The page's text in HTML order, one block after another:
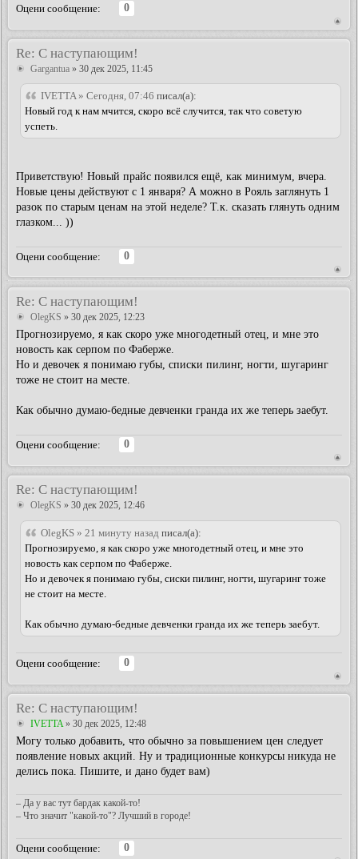
Оцени сообщение:
0
Re: С наступающим!
Gargantua » 30 дек 2025, 11:45
IVETTA » Сегодня, 07:46 писал(а):
Новый год к нам мчится, скоро всё случится, так что советую
успеть.
Приветствую! Новый прайс появился ещё, как минимум, вчера.
Новые цены действуют с 1 января? А можно в Рояль заглянуть 1
разок по старым ценам на этой неделе? Т.к. сказать глянуть одним
глазком... ))
Оцени сообщение:
0
Re: С наступающим!
OlegKS » 30 дек 2025, 12:23
Прогнозируемо, я как скоро уже многодетный отец, и мне это
новость как серпом по Фаберже.
Но и девочек я понимаю губы, списки пилинг, ногти, шугаринг
тоже не стоит на месте.
Как обычно думаю-бедные девченки гранда их же теперь заебут.
Оцени сообщение:
0
Re: С наступающим!
OlegKS » 30 дек 2025, 12:46
OlegKS » 21 минуту назад писал(а):
Прогнозируемо, я как скоро уже многодетный отец, и мне это
новость как серпом по Фаберже.
Но и девочек я понимаю губы, сиски пилинг, ногти, шугаринг тоже
не стоит на месте.
Как обычно думаю-бедные девченки гранда их же теперь заебут.
Оцени сообщение:
0
Re: С наступающим!
IVETTA» 30 дек 2025, 12:48
Могу только добавить, что обычно за повышением цен следует
появление новых акций. Ну и традиционные конкурсы никуда не
делись пока. Пишите, и дано будет вам)
– Да у вас тут бардак какой-то!
– Что значит "какой-то"? Лучший в городе!
Оцени сообщение:
0